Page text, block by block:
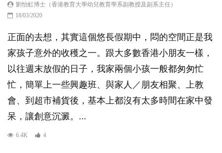
劉怡虹博士（香港教育大學幼兒教育學系副教授及副系主任）
18/03/2020
正面的去想，其實這個悠長假期中，悶的空間正是我
家孩子意外的收穫之一。跟大多數香港小朋友一樣，
以往週末放假的日子，我家兩個小孩一般都匆匆忙
忙，簡單上一些興趣班、與家人／朋友相聚、上教
會、到超市補貨後，基本上都沒有太多時間在家中發
呆，讓創意沉澱。...
6.4K 4